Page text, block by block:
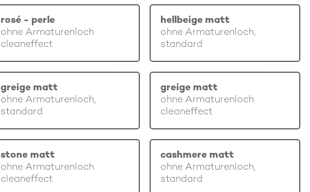
rosé - perle
ohne Armaturenloch
cleaneffect
hellbeige matt
ohne Armaturenloch,
standard
greige matt
ohne Armaturenloch,
standard
greige matt
ohne Armaturenloch
cleaneffect
stone matt
ohne Armaturenloch
cleaneffect
cashmere matt
ohne Armaturenloch,
standard